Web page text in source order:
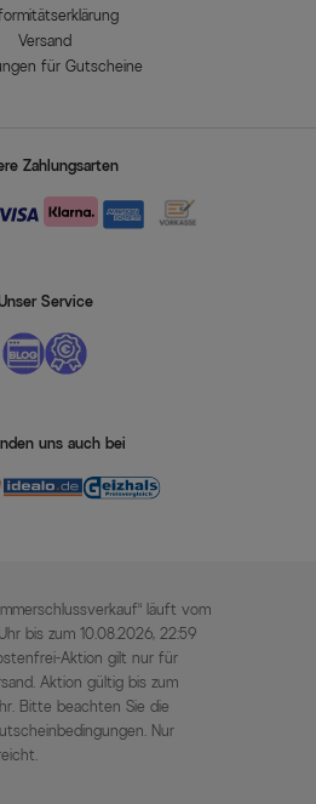
Versand
für Gutscheine
Zahlungsarten
Service
uns auch bei
läuft vom
bis zum 10.08.2026, 22:59
Aktion gilt nur für
Aktion gültig bis zum
Bitte beachten Sie die
Nur